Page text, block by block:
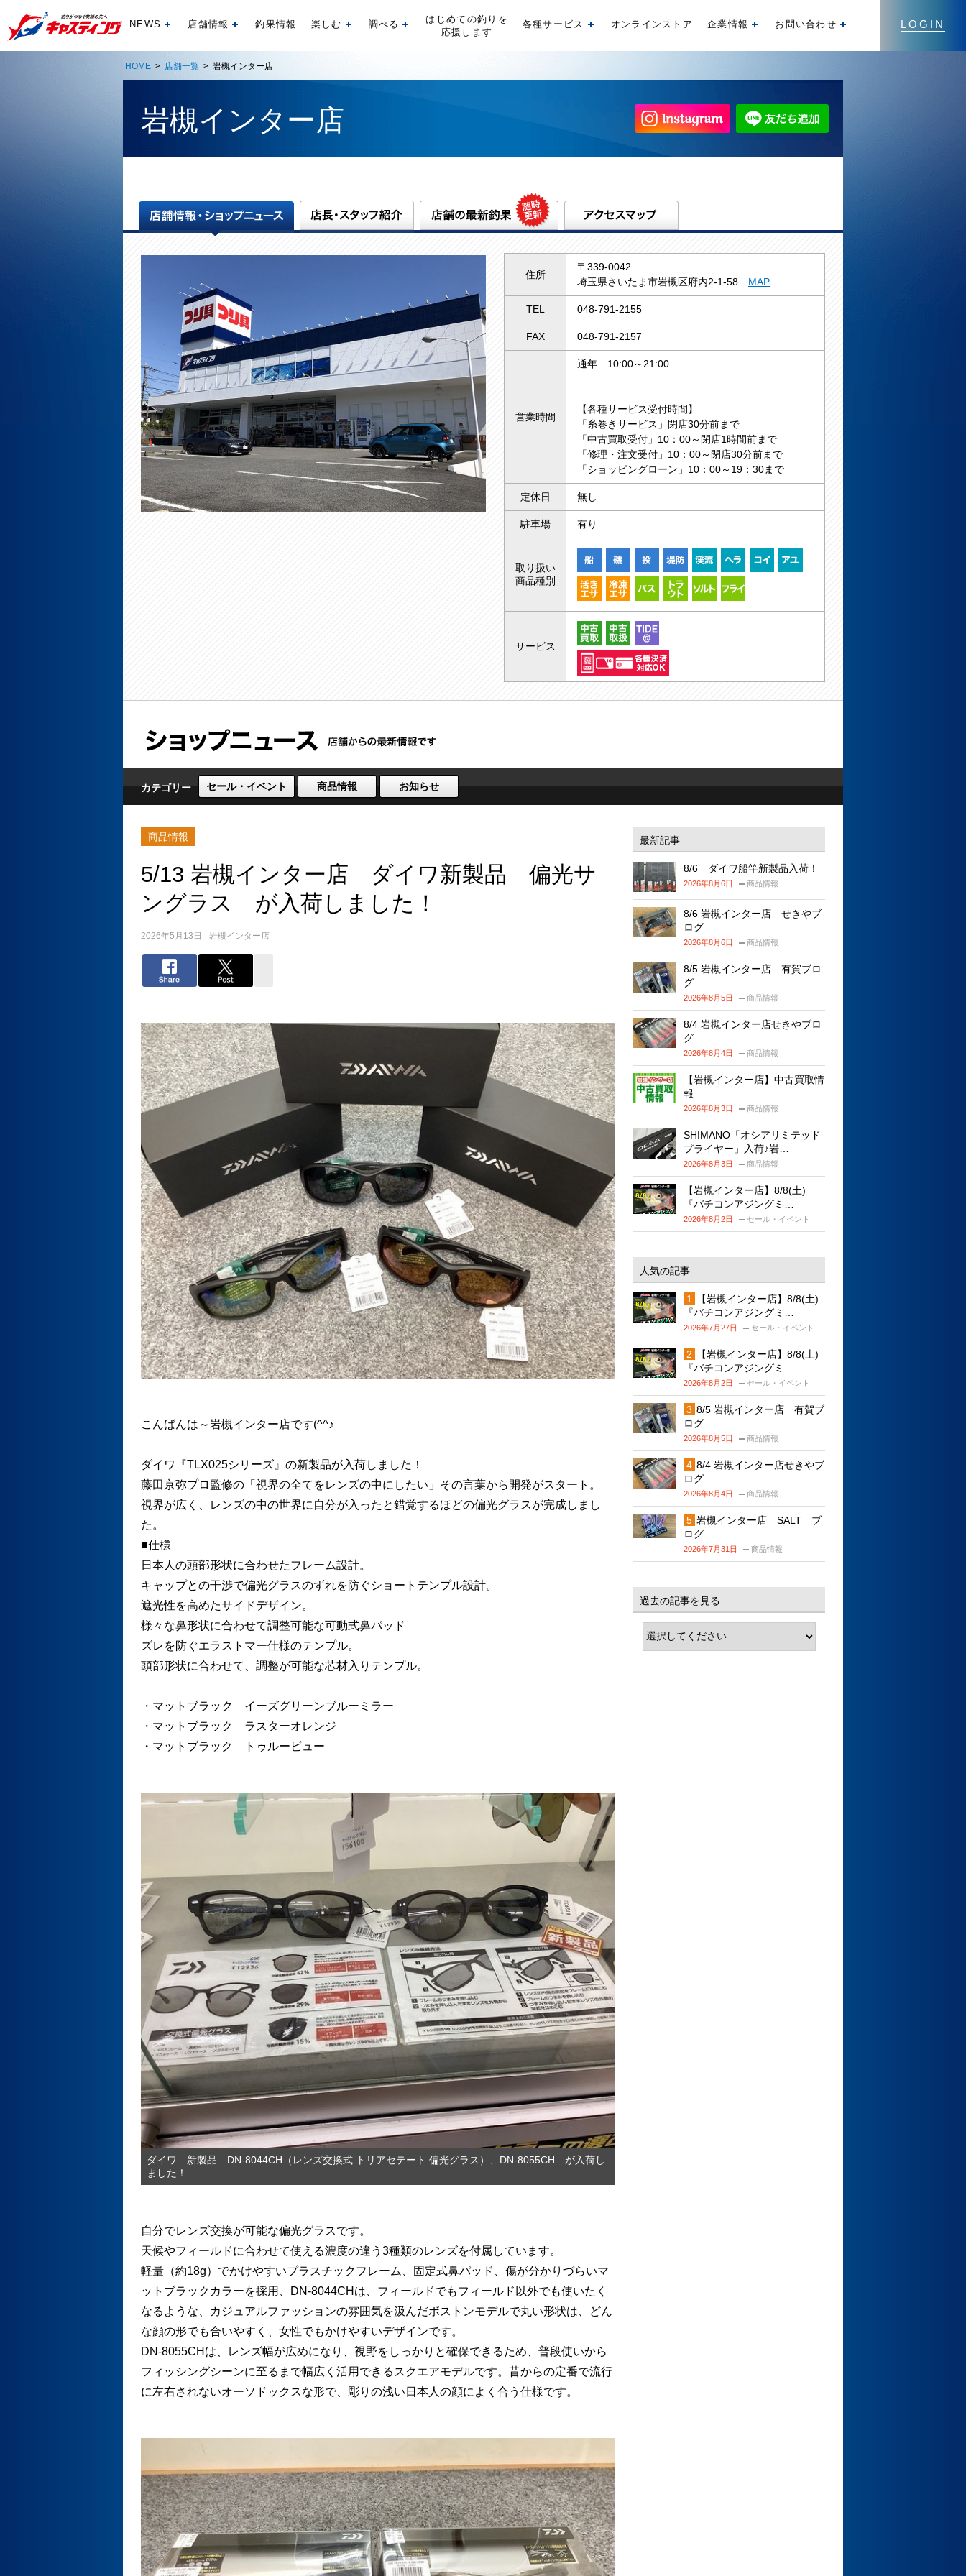
LOGIN
NEWS 開く店舗情報 開く釣果情報 楽しむ 開く調べる 開く
はじめての釣りを
応援します
各種サービス 開くオンラインストア 企業情報 開くお問い合わせ
HOME > 店舗一覧 > 岩槻インター店
岩槻インター店
住所
〒339-0042
埼玉県さいたま市岩槻区府内2-1-58 MAP
TEL 048-791-2155
FAX 048-791-2157
営業時間
通年 10:00～21:00
【各種サービス受付時間】
「糸巻きサービス」閉店30分前まで
「中古買取受付」10：00～閉店1時間前まで
「修理・注文受付」10：00～閉店30分前まで
「ショッピングローン」10：00～19：30まで
定休日 無し
駐車場 有り
取り扱い
商品種別
サービス
カテゴリー セール・イベント 商品情報 お知らせ
商品情報
5/13 岩槻インター店 ダイワ新製品 偏光サ
ングラス が入荷しました！
2026年5月13日 岩槻インター店
こんばんは～岩槻インター店です(^^♪
ダイワ『TLX025シリーズ』の新製品が入荷しました！
藤田京弥プロ監修の「視界の全てをレンズの中にしたい」その言葉から開発がスタート。
視界が広く、レンズの中の世界に自分が入ったと錯覚するほどの偏光グラスが完成しまし
た。
■仕様
日本人の頭部形状に合わせたフレーム設計。
キャップとの干渉で偏光グラスのずれを防ぐショートテンプル設計。
遮光性を高めたサイドデザイン。
様々な鼻形状に合わせて調整可能な可動式鼻パッド
ズレを防ぐエラストマー仕様のテンプル。
頭部形状に合わせて、調整が可能な芯材入りテンプル。
・マットブラック イーズグリーンブルーミラー
・マットブラック ラスターオレンジ
・マットブラック トゥルービュー
ダイワ 新製品 DN-8044CH（レンズ交換式 トリアセテート 偏光グラス）、DN-8055CH が入荷し
ました！
自分でレンズ交換が可能な偏光グラスです。
天候やフィールドに合わせて使える濃度の違う3種類のレンズを付属しています。
軽量（約18g）でかけやすいプラスチックフレーム、固定式鼻パッド、傷が分かりづらいマ
ットブラックカラーを採用、DN-8044CHは、フィールドでもフィールド以外でも使いたく
なるような、カジュアルファッションの雰囲気を汲んだボストンモデルで丸い形状は、どん
な顔の形でも合いやすく、女性でもかけやすいデザインです。
DN-8055CHは、レンズ幅が広めになり、視野をしっかりと確保できるため、普段使いから
フィッシングシーンに至るまで幅広く活用できるスクエアモデルです。昔からの定番で流行
に左右されないオーソドックスな形で、彫りの浅い日本人の顔によく合う仕様です。
最新記事
8/6 ダイワ船竿新製品入荷！
2026年8月6日 商品情報
8/6 岩槻インター店 せきやブ
ログ
2026年8月6日 商品情報
8/5 岩槻インター店 有賀ブロ
グ
2026年8月5日 商品情報
8/4 岩槻インター店せきやブロ
グ
2026年8月4日 商品情報
【岩槻インター店】中古買取情
報
2026年8月3日 商品情報
SHIMANO「オシアリミテッド
プライヤー」入荷♪岩…
2026年8月3日 商品情報
【岩槻インター店】8/8(土)
『バチコンアジングミ…
2026年8月2日 セール・イベント
人気の記事
【岩槻インター店】8/8(土)
『バチコンアジングミ…
2026年7月27日 セール・イベント
【岩槻インター店】8/8(土)
『バチコンアジングミ…
2026年8月2日 セール・イベント
8/5 岩槻インター店 有賀ブ
ログ
2026年8月5日 商品情報
8/4 岩槻インター店せきやブ
ログ
2026年8月4日 商品情報
岩槻インター店 SALT ブ
ログ
2026年7月31日 商品情報
過去の記事を見る